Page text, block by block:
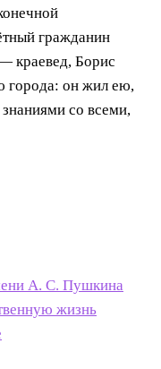
гражданин
краевед, Борис
города: он жил ею,
со всеми,
А. С. Пушкина
жизнь